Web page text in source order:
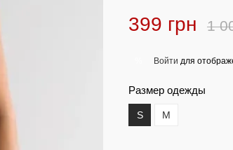
399 грн 1
Войти для
Размер одежды
S M